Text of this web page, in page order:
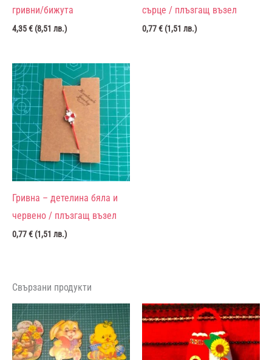
гривни/бижута
4,35€ (8,51 лв.)
сърце / плъзгащ възел
0,77€ (1,51 лв.)
Гривна – детелина бяла и
червено / плъзгащ възел
0,77€ (1,51 лв.)
Свързани продукти